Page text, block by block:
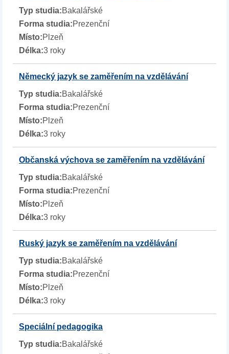
Bakalářské
Prezenční
Plzeň
3 roky
Německý jazyk se zaměřením na vzdělávání
Bakalářské
Prezenční
Plzeň
3 roky
Občanská výchova se zaměřením na vzdělávání
Bakalářské
Prezenční
Plzeň
3 roky
Ruský jazyk se zaměřením na vzdělávání
Bakalářské
Prezenční
Plzeň
3 roky
Speciální pedagogika
Bakalářské